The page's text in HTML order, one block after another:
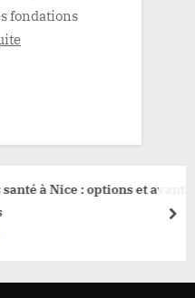
fondations
Nice : options et avantages